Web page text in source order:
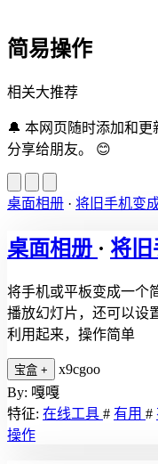
简易操作
相关大推荐
🔔 本网页随时添加和更
分享给朋友。 😊
桌面相册 · 将旧手机变
桌面相册 · 将
将手机或平板变成一个
播放幻灯片，还可以设
利用起来，操作简单
宝盒 +
x9cgoo
By: 嘎嘎
特征: 在线工具 # 有用 #
操作